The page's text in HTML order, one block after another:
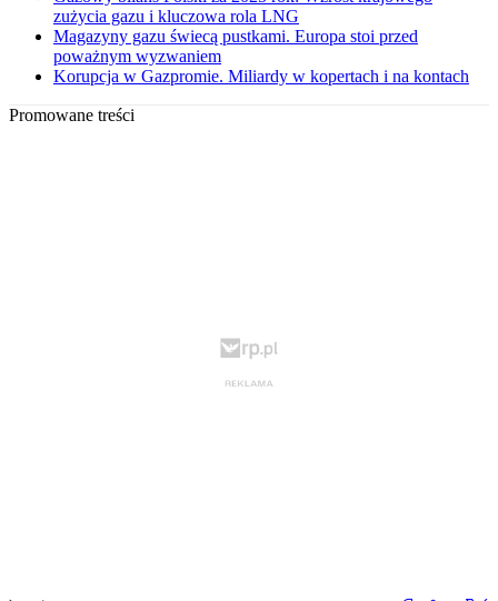
zużycia gazu i kluczowa rola LNG
Magazyny gazu świecą pustkami. Europa stoi przed
poważnym wyzwaniem
Korupcja w Gazpromie. Miliardy w kopertach i na kontach
Promowane treści